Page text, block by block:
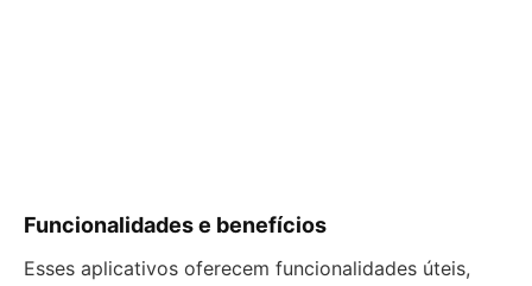
Funcionalidades e benefícios
Esses aplicativos oferecem funcionalidades úteis,